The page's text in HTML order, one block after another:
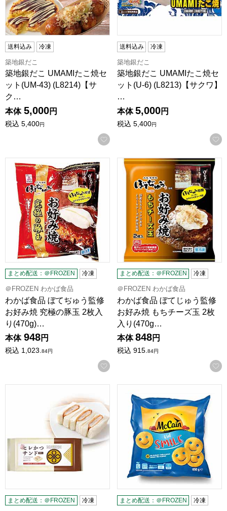
送料込み 冷凍
築地銀だこ
築地銀だこ UMAMIたこ焼セ
ット(UM-43) (L8214)【サ
ク…
本体 5,000円
税込 5,400円
お気に入りに登録する
送料込み 冷凍
築地銀だこ
築地銀だこ UMAMIたこ焼セ
ット(U-6) (L8213)【サクワ】
…
本体 5,000円
税込 5,400円
わかば食品 ぼてぢゅう監修 お好み焼 究極の豚玉 2枚入り
まとめ配送：＠FROZEN 冷凍
＠FROZEN わかば食品
わかば食品 ぼてぢゅう監修
お好み焼 究極の豚玉 2枚入
り(470g)…
本体 948円
税込 1,023.84円
お気に入りに登録する
わかば食品 ぼてじゅう監修
まとめ配送：＠FROZEN 冷凍
＠FROZEN わかば食品
わかば食品 ぼてじゅう監修
お好み焼 もちチーズ玉 2枚
入り(470g…
本体 848円
税込 915.84円
まとめ配送：＠FROZEN 冷凍 まとめ配送：＠FROZEN 冷凍